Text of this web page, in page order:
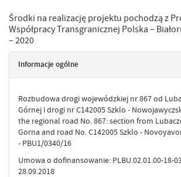
Środki na realizację projektu pochodzą z
Współpracy Transgranicznej Polska –
– 2020
Informacje ogólne
Rozbudowa drogi wojewódzkiej nr 867 od
Górnej i drogi nr C142005 Szklo -
the regional road No. 867: section from
Gorna and road No. C142005 Szklo -
- PBU1/0340/16
Umowa o dofinansowanie: PLBU.02.01.00-18-
28.09.2018